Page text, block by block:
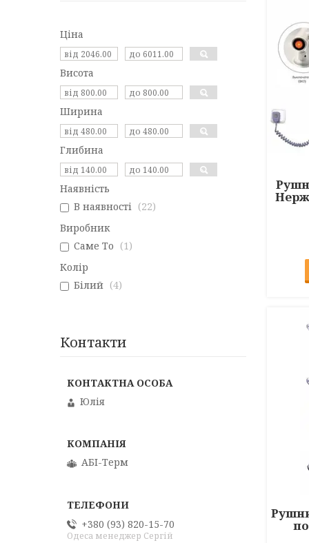
Ціна
Висота
Ширина
Глибина
Наявність
В наявності
22
Виробник
Саме То
1
Колір
Білий
4
Контакти
Юлія
АБІ-Терм
+380 (93) 820-15-70
Одеса менеджер Сергій